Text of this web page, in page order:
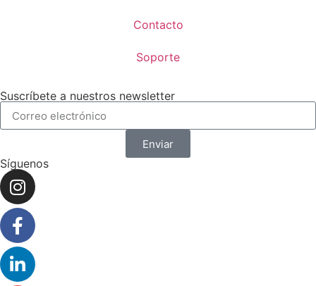
Contacto
Soporte
Suscríbete a nuestros newsletter
Enviar
Síguenos